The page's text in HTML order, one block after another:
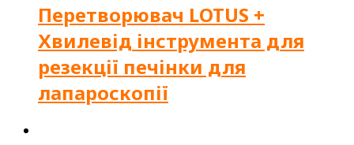
Перетворювач LOTUS +
Хвилевід інструмента для
резекції печінки для
лапароскопії